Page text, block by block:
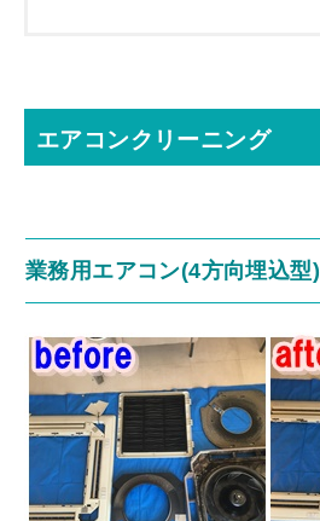
エアコンクリーニング
業務用エアコン(4方向埋込型)